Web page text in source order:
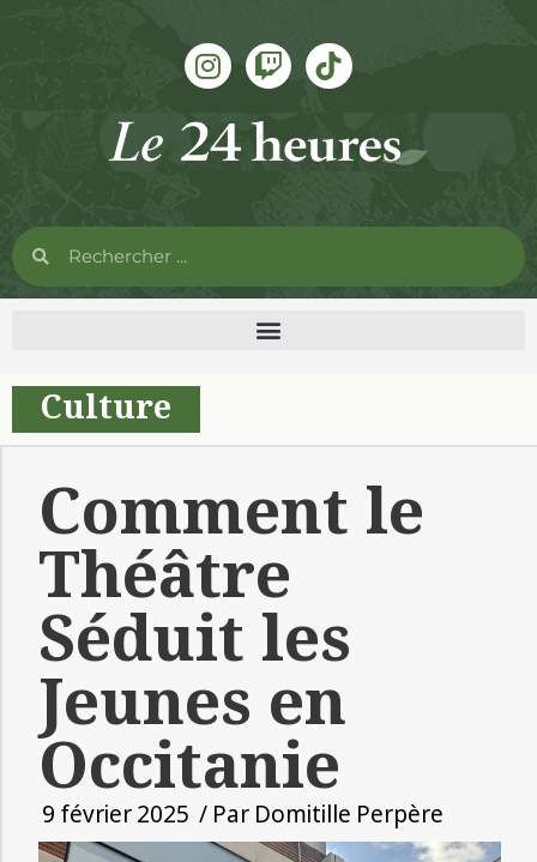
Culture
Comment le
Théâtre
Séduit les
Jeunes en
Occitanie
9 février 2025 / Par Domitille Perpère